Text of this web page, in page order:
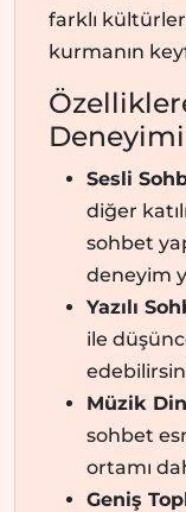
farklı
kurmanın
Deneyimi
Sesli
diğer
sohbet
deneyim
Yazılı
ile
Müzik
sohbet
ortamı
Geniş